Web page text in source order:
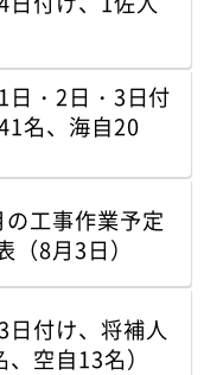
・2日・3日付
名、海自20
工事作業予定
8月3日）
付け、将補人
空自13名）